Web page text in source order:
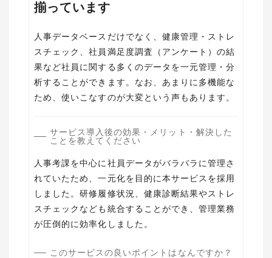
揃っています
人事データベースだけでなく、健康管理・ストレ
スチェック、社員満足度調査（アンケート）の結
果など社員に関する多くのデータを一元管理・分
析することができます。なお、あまりに多機能な
ため、使いこなすのが大変という声もあります。
サービス導入後の効果・メリット・解決した
ことを教えてください
人事考課を中心に社員データがバラバラに管理さ
れていたため、一元化を目的に本サービスを採用
しました。研修履修状況、健康診断結果やストレ
スチェックなども統合することができ、管理業務
が圧倒的に効率化しました。
このサービスの良いポイントはなんですか？